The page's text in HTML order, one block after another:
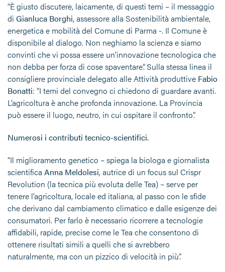
“È giusto discutere, laicamente, di questi temi – il messaggio
di Gianluca Borghi, assessore alla Sostenibilità ambientale,
energetica e mobilità del Comune di Parma -. Il Comune è
disponibile al dialogo. Non neghiamo la scienza e siamo
convinti che vi possa essere un’innovazione tecnologica che
non debba per forza di cose spaventare”. Sulla stessa linea il
consigliere provinciale delegato alle Attività produttive Fabio
Bonatti: “I temi del convegno ci chiedono di guardare avanti.
L’agricoltura è anche profonda innovazione. La Provincia
può essere il luogo, neutro, in cui ospitare il confronto”.
Numerosi i contributi tecnico-scientifici.
“Il miglioramento genetico – spiega la biologa e giornalista
scientifica Anna Meldolesi, autrice di un focus sul Crispr
Revolution (la tecnica più evoluta delle Tea) – serve per
tenere l’agricoltura, locale ed italiana, al passo con le sfide
che derivano dal cambiamento climatico e dalle esigenze dei
consumatori. Per farlo è necessario ricorrere a tecnologie
affidabili, rapide, precise come le Tea che consentono di
ottenere risultati simili a quelli che si avrebbero
naturalmente, ma con un pizzico di velocità in più”.